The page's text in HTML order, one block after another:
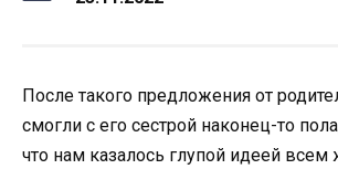
После такого предложения от
смогли с его сестрой наконец-то
что нам казалось глупой идеей всем